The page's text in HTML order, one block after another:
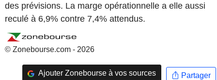
des prévisions. La marge opérationnelle a elle aussi
reculé à 6,9% contre 7,4% attendus.
© Zonebourse.com - 2026
Ajouter Zonebourse à vos sources Partager